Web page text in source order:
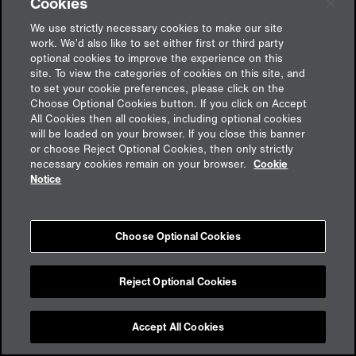
Transformationsprozess: Neue
Risiken erfordern zeitgemäße
Sicherheitsmaßnahmen
Lesezeit: 4 Minuten
vonFrederik Eggers22. Juni 2023
Wie so viele Bereiche befindet sich auch die
Ernährungsindustrie in einem dynamischen
Transformationsprozess. Dabei bringen
positive Entwicklungen wie die
Lieferketten neben neuen Chancen auch
Herausforderungen für Unternehmen der
Branche. Im Interview erklärt Frederik
Eggers, Strategic Relationship Manager…
Weiterlesen
Ernährungsindustrie
Transformationsprozess:
Cyber
Digitalisierung
We use strictly necessary cookies to make our site
work. We’d also like to set either first or third party
optional cookies to improve the experience on this
site. To view the categories of cookies on this site, and
to set your cookie preferences, please click on the
Choose Optional Cookies button. If you click on Accept
All Cookies then all cookies, including optional cookies
will be loaded on your browser. If you close this banner
or choose Reject Optional Cookies, then only strictly
necessary cookies remain on your browser. Cookie
Notice
Choose Optional Cookies
Reject Optional Cookies
Accept All Cookies